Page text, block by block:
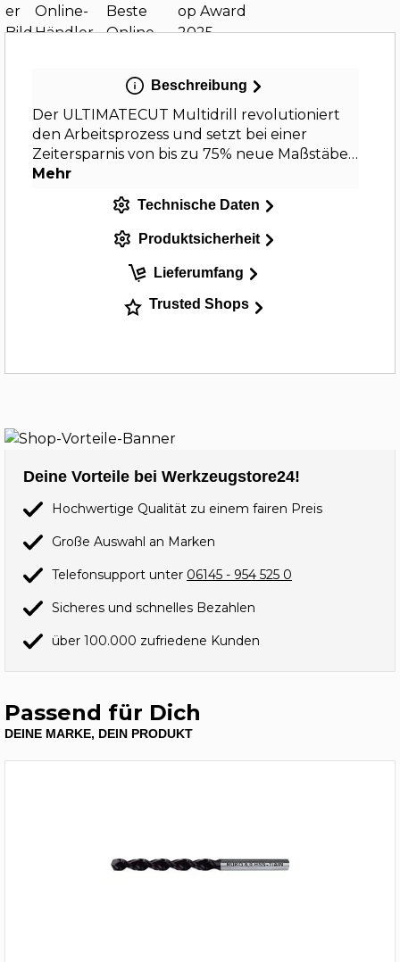
Beschreibung
Der ULTIMATECUT Multidrill revolutioniert
den Arbeitsprozess und setzt bei einer
Zeitersparnis von bis zu 75% neue Maßstäbe…
Mehr
Technische Daten
Produktsicherheit
Lieferumfang
Trusted Shops
Deine Vorteile bei Werkzeugstore24!
Hochwertige Qualität zu einem fairen Preis
Große Auswahl an Marken
Telefonsupport unter 06145 - 954 525 0
Sicheres und schnelles Bezahlen
über 100.000 zufriedene Kunden
Passend für Dich
DEINE MARKE, DEIN PRODUKT